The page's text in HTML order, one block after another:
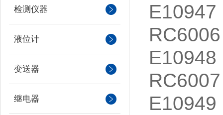
检测仪器
液位计
变送器
继电器